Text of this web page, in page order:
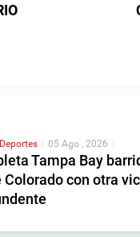
Deportes | 05 Ago , 2026 |
Tampa Bay
Colorado con otra